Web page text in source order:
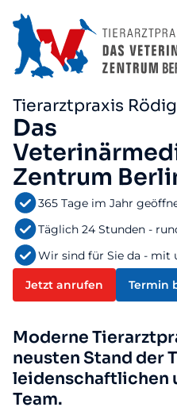
Tierarztpraxis
Das
Zentrum
365 Tage im Jahr
Täglich 24 Stunden -
Wir sind für Sie da - mit
Jetzt anrufen Termin
Moderne
neusten Stand der
leidenschaftlichen
Team.